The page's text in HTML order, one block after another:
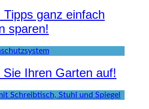
Tipps ganz einfach
sparen!
Ihren Garten auf!